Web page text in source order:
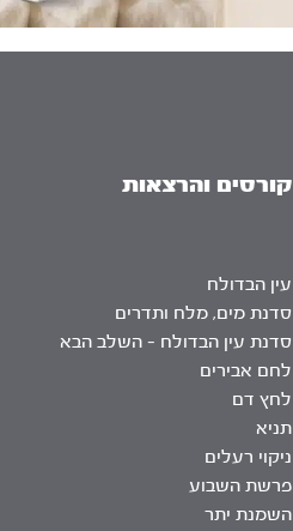
קורסים והרצאות
עין הבדולח
סדנת מים, מלח ותדרים
סדנת עין הבדולח – השלב הבא
לחם אבירים
לחץ דם
תניא
ניקוי רעלים
פרשת השבוע
השמנת יתר